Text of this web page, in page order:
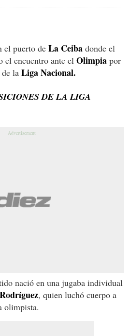
el puerto de La Ceiba donde el
el encuentro ante el Olimpia por
la Liga Nacional.
DE LA LIGA
nació en una jugaba individual
, quien luchó cuerpo a
olimpista.